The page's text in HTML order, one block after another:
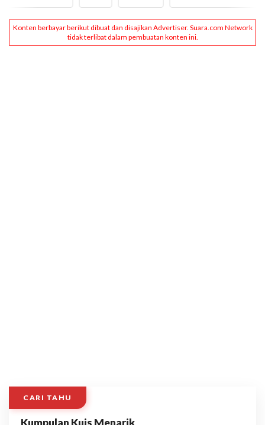
CARI TAHU
Kumpulan Kuis Menarik